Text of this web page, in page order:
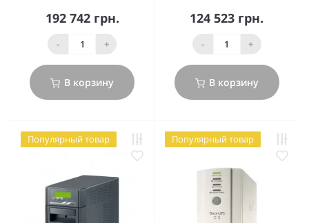
192 742 грн.
- +
В корзину
124 523 грн.
- +
В корзину
Популярный товар Популярный товар